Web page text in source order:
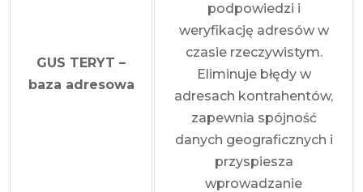
GUS TERYT –
baza adresowa
podpowiedzi i
weryfikację adresów w
czasie rzeczywistym.
Eliminuje błędy w
adresach kontrahentów,
zapewnia spójność
danych geograficznych i
przyspiesza
wprowadzanie